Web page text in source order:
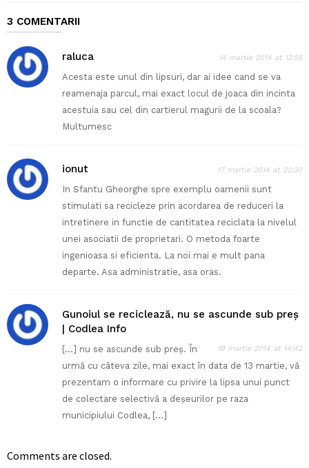
3 COMENTARII
raluca 14 martie 2014 at 12:55
Acesta este unul din lipsuri, dar ai idee cand se va
reamenaja parcul, mai exact locul de joaca din incinta
acestuia sau cel din cartierul magurii de la scoala?
Multumesc
ionut 17 martie 2014 at 22:30
In Sfantu Gheorghe spre exemplu oamenii sunt
stimulati sa recicleze prin acordarea de reduceri la
intretinere in functie de cantitatea reciclata la nivelul
unei asociatii de proprietari. O metoda foarte
ingenioasa si eficienta. La noi mai e mult pana
departe. Asa administratie, asa oras.
Gunoiul se reciclează, nu se ascunde sub preș
| Codlea Info
19 martie 2014 at 14:42
[…] nu se ascunde sub preș. În
urmă cu câteva zile, mai exact în data de 13 martie, vă
prezentam o informare cu privire la lipsa unui punct
de colectare selectivă a deșeurilor pe raza
municipiului Codlea, […]
Comments are closed.